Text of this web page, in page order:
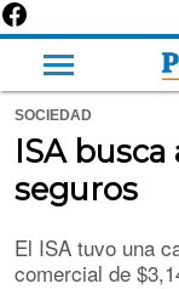
SOCIEDAD
ISA
seguros
El ISA tuvo una
comercial de